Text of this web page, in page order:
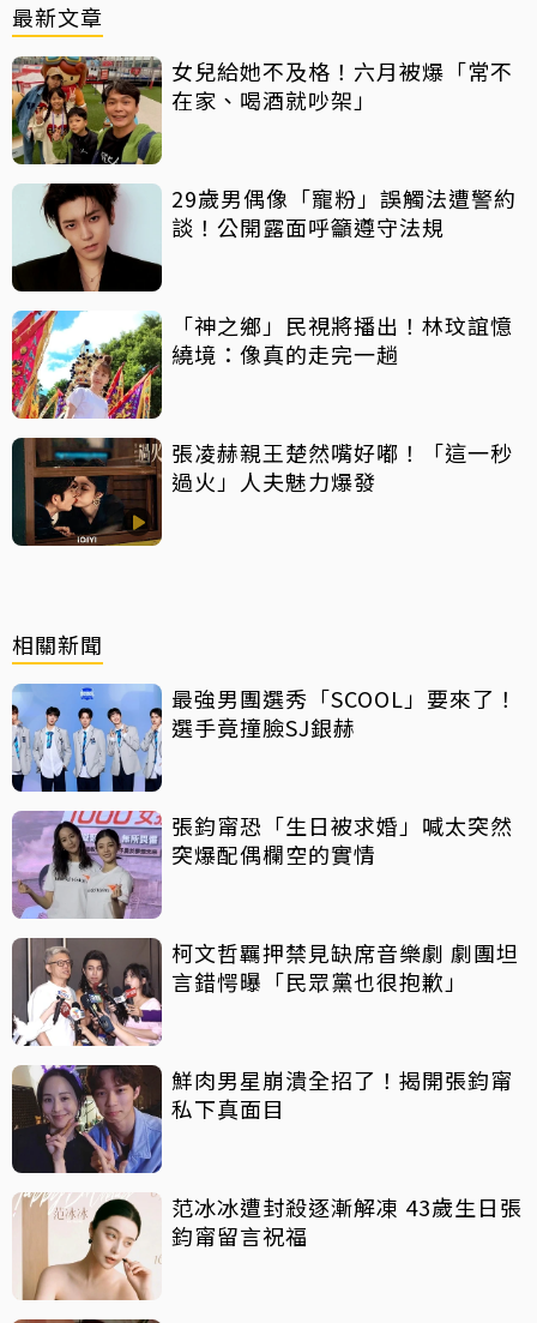
最新文章
女兒給她不及格！六月被爆「常不
在家、喝酒就吵架」
29歲男偶像「寵粉」誤觸法遭警約
談！公開露面呼籲遵守法規
「神之鄉」民視將播出！林玟誼憶
繞境：像真的走完一趟
張凌赫親王楚然嘴好嘟！「這一秒
過火」人夫魅力爆發
相關新聞
最強男團選秀「SCOOL」要來了！
選手竟撞臉SJ銀赫
張鈞甯恐「生日被求婚」喊太突然
突爆配偶欄空的實情
柯文哲羈押禁見缺席音樂劇 劇團坦
言錯愕曝「民眾黨也很抱歉」
鮮肉男星崩潰全招了！揭開張鈞甯
私下真面目
范冰冰遭封殺逐漸解凍 43歲生日張
鈞甯留言祝福